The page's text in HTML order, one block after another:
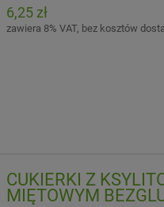
6,25 zł
zawiera 8% VAT, bez kosztów
CUKIERKI Z
MIĘTOWYM